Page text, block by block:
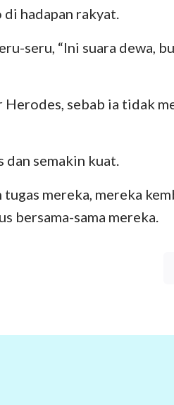
hadapan rakyat.
seru, “Ini suara dewa,
Herodes, sebab ia tidak
dan semakin kuat.
mereka, mereka
bersama-sama mereka.